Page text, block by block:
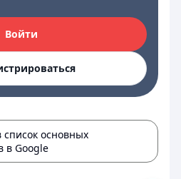
Войти
список основных
в Google